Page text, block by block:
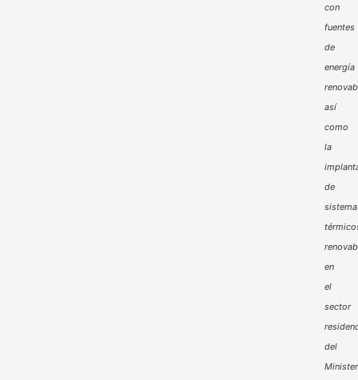
con
fuentes
de
energía
así
como
la
de
en
el
sector
del